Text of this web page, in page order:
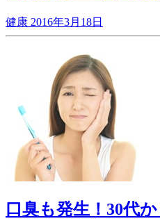
健康 2016年3月18日
口臭も発生！30代